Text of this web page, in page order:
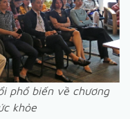
phổ biến về chương
khỏe